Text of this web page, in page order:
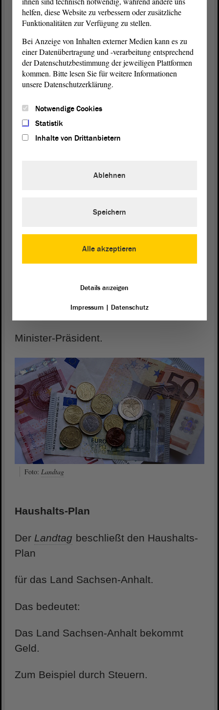
In der Landes-Regierung sind
die Minister von Sachsen-Anhalt.
Minister sind Fachleute.
Es gibt zum Beispiel:
· Familien-Minister
Es gibt 9 Ministerien in Sachsen-Anhalt.
Der Chef von der Landes-Regierung
Minister-Präsident.
Foto: Landtag
Haushalts-Plan
Der Landtag beschließt den Haushalts-
Plan
für das Land Sachsen-Anhalt.
Das bedeutet:
Das Land Sachsen-Anhalt bekommt
Geld.
Zum Beispiel durch Steuern.
helfen, diese Website zu verbessern oder zusätzliche
Funktionalitäten zur Verfügung zu stellen.
Bei Anzeige von Inhalten externer Medien kann es zu
einer Datenübertragung und -verarbeitung entsprechend
der Datenschutzbestimmung der jeweiligen Plattformen
kommen. Bitte lesen Sie für weitere Informationen
unsere Datenschutzerklärung.
Notwendige Cookies
Statistik
Inhalte von Drittanbietern
Alle akzeptieren
Ablehnen
Speichern
Details anzeigen
Impressum| Datenschutz